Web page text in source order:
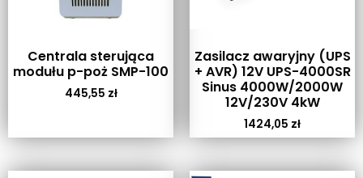
Centrala sterująca
modułu p-poż SMP-100
445,55 zł
Zasilacz awaryjny (UPS
+ AVR) 12V UPS-4000SR
Sinus 4000W/2000W
12V/230V 4kW
1424,05 zł